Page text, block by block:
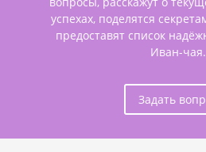
успехах, поделятся
предоставят список
Иван-чая.
Задать